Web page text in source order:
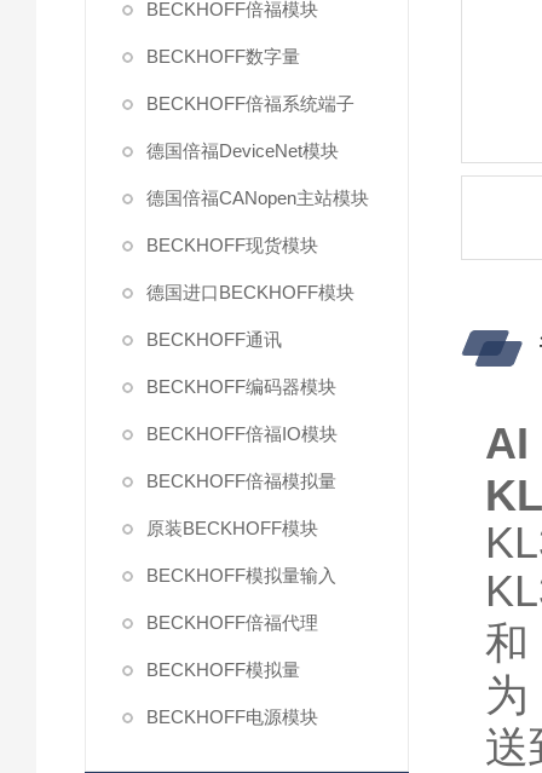
BECKHOFF倍福模块
BECKHOFF数字量
BECKHOFF倍福系统端子
德国倍福DeviceNet模块
德国倍福CANopen主站模块
BECKHOFF现货模块
德国进口BECKHOFF模块
BECKHOFF通讯
BECKHOFF编码器模块
BECKHOFF倍福IO模块
BECKHOFF倍福模拟量
原装BECKHOFF模块
BECKHOFF模拟量输入
BECKHOFF倍福代理
BECKHOFF模拟量
BECKHOFF电源模块
和
送